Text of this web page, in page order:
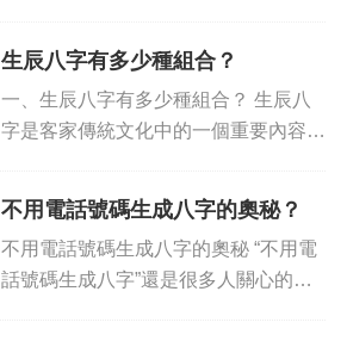
兩個漢字組成的八個字符，展示了一個
環境因素。這八個字符是該個人...
生辰八字有多少種組合？
一、生辰八字有多少種組合？ 生辰八
字是客家傳統文化中的一個重要內容，
相當于中國漢族的八字。每個人出生都
有一個八字，以后的一生只能有一個八
字，做為與生俱來的命運。因此...
不用電話號碼生成八字的奧秘？
不用電話號碼生成八字的奧秘 “不用電
話號碼生成八字”還是很多人關心的奧